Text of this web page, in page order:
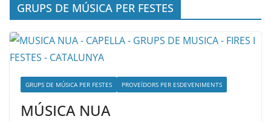
GRUPS DE MÚSICA PER FESTES
GRUPS DE MÚSICA PER FESTES PROVEÏDORS PER ESDEVENIMENTS
MÚSICA NUA